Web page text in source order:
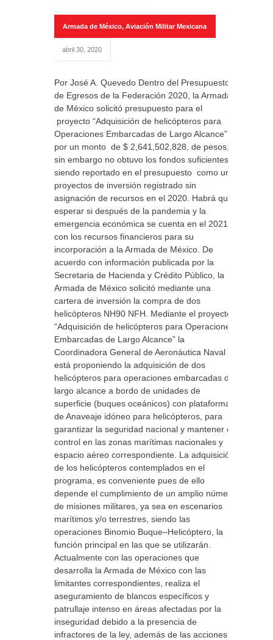
Armada de México, Aviación Militar Mexicana
abril 30, 2020
Por José A. Quevedo Dentro del Presupuesto
de Egresos de la Federación 2020, la Armada
de México solicitó presupuesto para el
proyecto “Adquisición de helicópteros para
Operaciones Embarcadas de Largo Alcance”
por un monto de $ 2,641,502,828, de pesos,
sin embargo no obtuvo los fondos suficientes,
siendo reportado en el presupuesto como un
proyectos de inversión registrado sin
asignación de recursos en el 2020. Habrá que
esperar si después de la pandemia y la
emergencia económica se cuenta en el 2021
con los recursos financieros para su
incorporación a la Armada de México. De
acuerdo con información publicada por la
Secretaria de Hacienda y Crédito Público, la
Armada de México solicitó mediante una
cartera de inversión la compra de dos
helicópteros NH90 NFH. Mediante el proyecto
“Adquisición de helicópteros para Operaciones
Embarcadas de Largo Alcance” la
Coordinadora General de Aeronáutica Naval
está proponiendo la adquisición de dos
helicópteros para operaciones embarcadas de
largo alcance a bordo de unidades de
superficie (buques oceánicos) con plataformas
de Anaveaje idóneo para helicópteros, para
garantizar la seguridad nacional y mantener el
control en las zonas marítimas nacionales y
espacio aéreo correspondiente. La adquisición
de los helicópteros contemplados en el
programa, es conveniente pues de ello
depende el cumplimiento de un amplio número
de misiones militares, ya sea en escenarios
marítimos y/o terrestres, siendo las
operaciones Binomio Buque–Helicóptero, la
función principal en las que se utilizarán.
Actualmente con las operaciones que
desarrolla la Armada de México con las
limitantes correspondientes, realiza el
aseguramiento de blancos específicos y
patrullaje intenso en áreas afectadas por la
inseguridad debido a la presencia de
infractores de la ley, además de las acciones